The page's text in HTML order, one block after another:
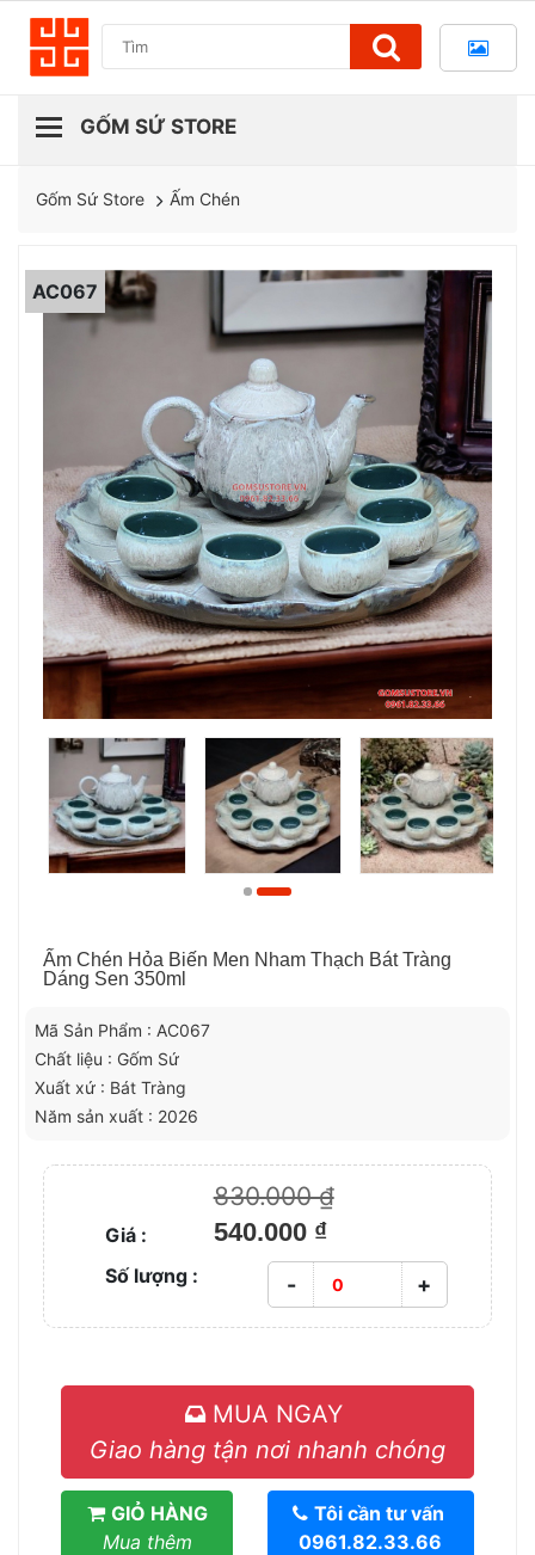
Gốm Sứ Store Ấm Chén
AC067
Ấm Chén Hỏa Biến Men Nham Thạch Bát Tràng
Dáng Sen 350ml
Mã Sản Phẩm : AC067
Chất liệu : Gốm Sứ
Xuất xứ : Bát Tràng
Năm sản xuất : 2026
830.000 ₫
Giá : 540.000 ₫
Số lượng : - +
MUA NGAY
Giao hàng tận nơi nhanh chóng
GIỎ HÀNG
Mua thêm
Tôi cần tư vấn
0961.82.33.66